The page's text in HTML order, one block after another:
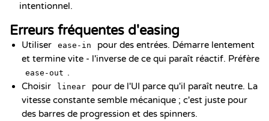
intentionnel.
Erreurs fréquentes d'easing
Utiliser ease-in
pour des entrées. Démarre lentement
et termine vite - l'inverse de ce qui paraît réactif. Préfère
ease-out .
Choisir
linear
pour de l'UI parce qu'il paraît neutre. La
vitesse constante semble mécanique ; c'est juste pour
des barres de progression et des spinners.